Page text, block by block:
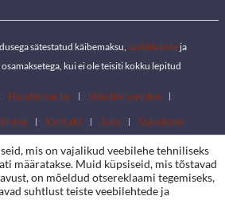
sätestatud käibemaksu, saatekulude ja
kui ei ole teisiti kokku lepitud
Händlersuche
Händler werden
Kontakt Jobs Standorte
mis on vajalikud veebilehe tehniliseks
määratakse. Muid küpsiseid, mis tõstavad
on mõeldud otsereklaami tegemiseks,
suhtlust teiste veebilehtede ja